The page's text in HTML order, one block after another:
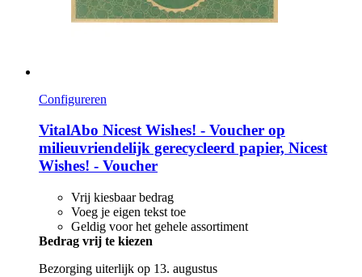
Configureren
VitalAbo Nicest Wishes! -​ Voucher op
milieuvriendelijk gerecycleerd papier, Nicest
Wishes! -​ Voucher
Vrij kiesbaar bedrag
Voeg je eigen tekst toe
Geldig voor het gehele assortiment
Bedrag vrij te kiezen
Bezorging uiterlijk op 13. augustus